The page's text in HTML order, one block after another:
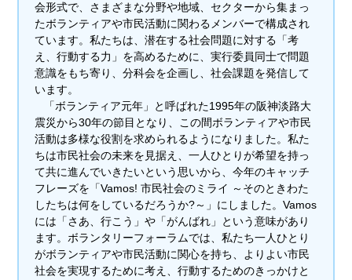
会形式で、さまざまな分野や地域、セクターから集まっ
たボランティアや市民活動に関わるメンバーで構成され
ています。私たちは、潜在する社会問題に対する「考
え、行動する力」を高めるために、実行委員同士で問題
意識をもち寄り、分科会を企画し、社会課題を発信して
います。
「ボランティア元年」と呼ばれた1995年の阪神淡路大
震災から30年の節目となり、この間ボランティアや市民
活動は多様な役割を求められるようになりました。私た
ちは市民社会の未来を見据え、一人ひとりが希望を持っ
て共に進んでいきたいという思いから、今年のキャッチ
フレーズを「Vamos! 市民社会のミライ ～そのときわた
したちは何をしているだろうか?～」にしました。Vamos
には「さあ、行こう」や「がんばれ」という意味があり
ます。ボランタリーフォーラムでは、私たち一人ひとり
がボランティアや市民活動に関心を持ち、よりよい市民
社会を実現するために考え、行動するためのきっかけと